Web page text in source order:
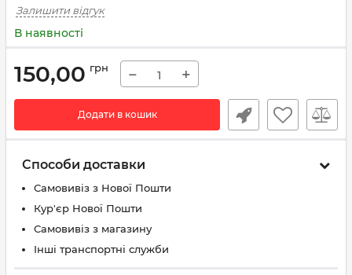
Залишити відгук
В наявності
150,00 грн − +
Додати в кошик
Способи доставки
Самовивіз з Нової Пошти
Кур'єр Нової Пошти
Самовивіз з магазину
Інші транспортні служби